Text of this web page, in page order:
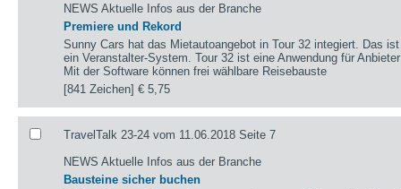
NEWS Aktuelle Infos aus der Branche
Premiere und Rekord
Sunny Cars hat das Mietautoangebot in Tour 32 integiert. Das
ein Veranstalter-System. Tour 32 ist eine Anwendung für
Mit der Software können frei wählbare Reisebauste
[841 Zeichen]€ 5,75
TravelTalk 23-24 vom 11.06.2018 Seite 7
NEWS Aktuelle Infos aus der Branche
Bausteine sicher buchen